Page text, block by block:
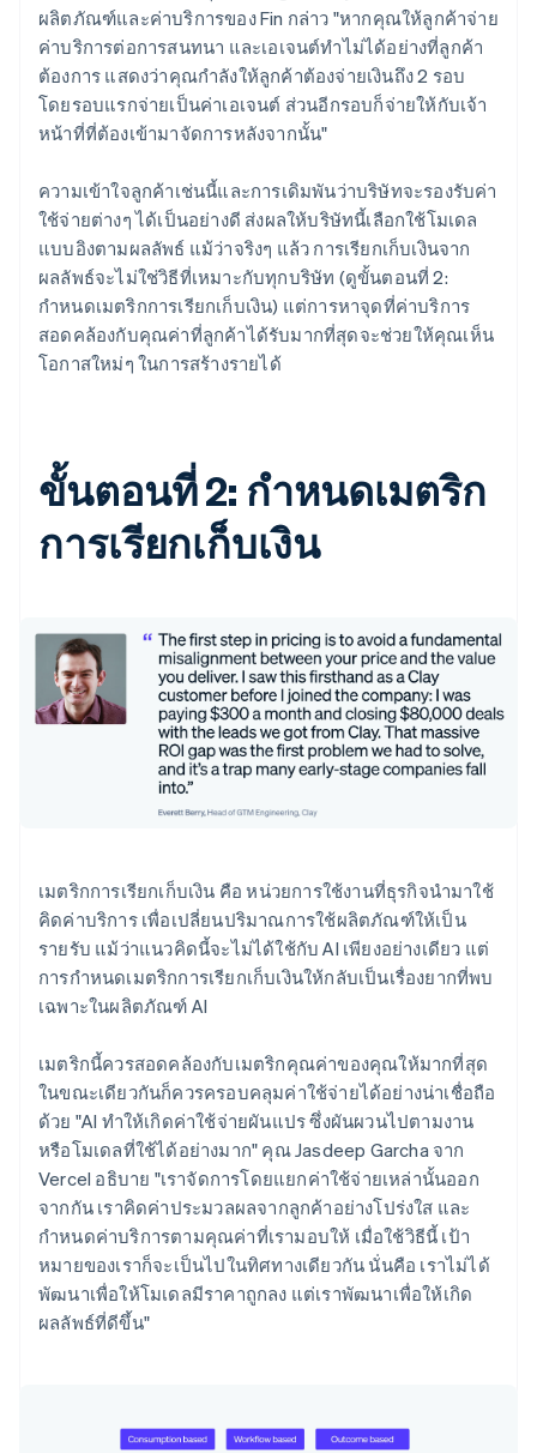
ผลิตภัณฑ์และค่าบริการของ Fin กล่าว "หากคุณให้ลูกค้าจ่าย
ค่าบริการต่อการสนทนา และเอเจนต์ทำไม่ได้อย่างที่ลูกค้า
ต้องการ แสดงว่าคุณกำลังให้ลูกค้าต้องจ่ายเงินถึง 2 รอบ
โดยรอบแรกจ่ายเป็นค่าเอเจนต์ ส่วนอีกรอบก็จ่ายให้กับเจ้า
หน้าที่ที่ต้องเข้ามาจัดการหลังจากนั้น"
ความเข้าใจลูกค้าเช่นนี้และการเดิมพันว่าบริษัทจะรองรับค่า
ใช้จ่ายต่างๆ ได้เป็นอย่างดี ส่งผลให้บริษัทนี้เลือกใช้โมเดล
แบบอิงตามผลลัพธ์ แม้ว่าจริงๆ แล้ว การเรียกเก็บเงินจาก
ผลลัพธ์จะไม่ใช่วิธีที่เหมาะกับทุกบริษัท (ดูขั้นตอนที่ 2:
กำหนดเมตริกการเรียกเก็บเงิน) แต่การหาจุดที่ค่าบริการ
สอดคล้องกับคุณค่าที่ลูกค้าได้รับมากที่สุดจะช่วยให้คุณเห็น
โอกาสใหม่ๆ ในการสร้างรายได้
ขั้นตอนที่ 2: กำหนดเมตริก
การเรียกเก็บเงิน
เมตริกการเรียกเก็บเงิน คือ หน่วยการใช้งานที่ธุรกิจนำมาใช้
คิดค่าบริการ เพื่อเปลี่ยนปริมาณการใช้ผลิตภัณฑ์ให้เป็น
รายรับ แม้ว่าแนวคิดนี้จะไม่ได้ใช้กับ AI เพียงอย่างเดียว แต่
การกำหนดเมตริกการเรียกเก็บเงินให้กลับเป็นเรื่องยากที่พบ
เฉพาะในผลิตภัณฑ์ AI
เมตริกนี้ควรสอดคล้องกับเมตริกคุณค่าของคุณให้มากที่สุด
ในขณะเดียวกันก็ควรครอบคลุมค่าใช้จ่ายได้อย่างน่าเชื่อถือ
ด้วย "AI ทำให้เกิดค่าใช้จ่ายผันแปร ซึ่งผันผวนไปตามงาน
หรือโมเดลที่ใช้ได้อย่างมาก" คุณ Jasdeep Garcha จาก
Vercel อธิบาย "เราจัดการโดยแยกค่าใช้จ่ายเหล่านั้นออก
จากกัน เราคิดค่าประมวลผลจากลูกค้าอย่างโปร่งใส และ
กำหนดค่าบริการตามคุณค่าที่เรามอบให้ เมื่อใช้วิธีนี้ เป้า
หมายของเราก็จะเป็นไปในทิศทางเดียวกัน นั่นคือ เราไม่ได้
พัฒนาเพื่อให้โมเดลมีราคาถูกลง แต่เราพัฒนาเพื่อให้เกิด
ผลลัพธ์ที่ดีขึ้น"